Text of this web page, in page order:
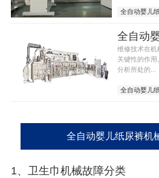
全自动婴儿
全自动婴儿
维修技术在机
关键性的作用
分析所处的...
全自动婴儿
全自动婴儿纸尿裤机
1、卫生巾机械故障分类